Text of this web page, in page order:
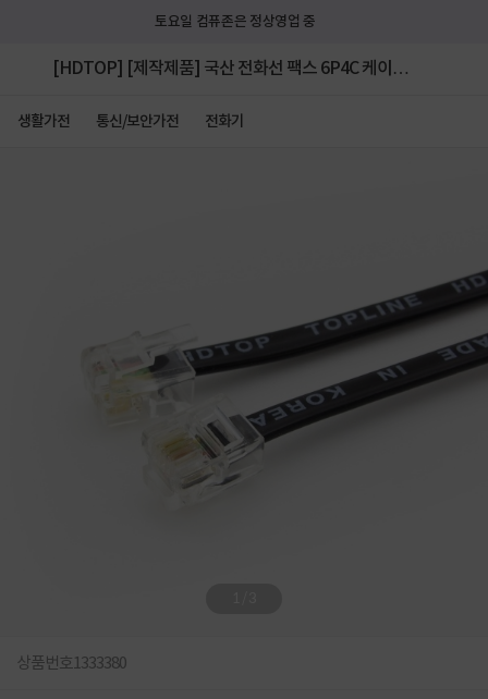
토요일 컴퓨존은 정상영업 중
[HDTOP] [제작제품] 국산 전화선 팩스 6P4C 케이블
생활가전 통신/보안가전 전화기
상품번호1333380